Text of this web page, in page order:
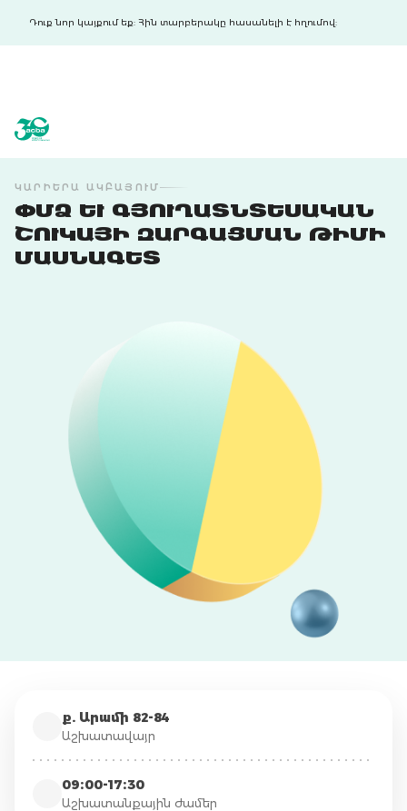
Դուք նոր կայքում եք: Հին տարբերակը հասանելի է հղումով:
ԿԱՐԻԵՐԱ ԱԿԲԱՅՈՒՄ
ՓՄՁ ԵՒ ԳՅՈՒՂԱՏՆՏԵՍԱԿԱՆ Շ
ՈՒԿԱՅԻ ԶԱՐԳԱՑՄԱՆ ԹԻՄԻ Մ
ԱՍՆԱԳԵՏ
ք. Արամի 82-84
Աշխատավայր
09։00-17։30
Աշխատանքային ժամեր